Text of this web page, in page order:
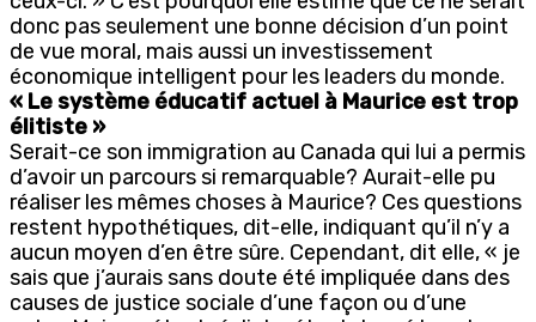
donc pas seulement une bonne décision d’un point
de vue moral, mais aussi un investissement
économique intelligent pour les leaders du monde.
« Le système éducatif actuel à Maurice est trop
élitiste »
Serait-ce son immigration au Canada qui lui a permis
d’avoir un parcours si remarquable? Aurait-elle pu
réaliser les mêmes choses à Maurice? Ces questions
restent hypothétiques, dit-elle, indiquant qu’il n’y a
aucun moyen d’en être sûre. Cependant, dit elle, « je
sais que j’aurais sans doute été impliquée dans des
causes de justice sociale d’une façon ou d’une